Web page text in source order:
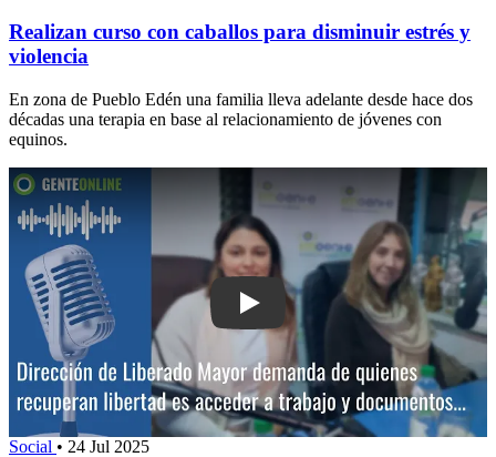
Realizan curso con caballos para disminuir estrés y
violencia
En zona de Pueblo Edén una familia lleva adelante desde hace dos
décadas una terapia en base al relacionamiento de jóvenes con
equinos.
Play: Dirección de Liberado: Mayor
Social • 24 Jul 2025